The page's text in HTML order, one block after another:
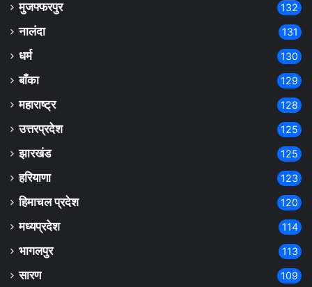
मुजफ्फरपुर 132
नालंदा 131
धर्म 130
बाँका 129
महाराष्ट्र 128
उत्तरप्रदेश 125
झारखंड 125
हरियाणा 123
हिमाचल प्रदेश 120
मध्यप्रदेश 114
भागलपुर 113
सारण 109